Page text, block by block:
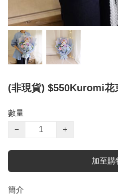
(非現貨) $550Kuromi花
數量
−
+
加至購
簡介